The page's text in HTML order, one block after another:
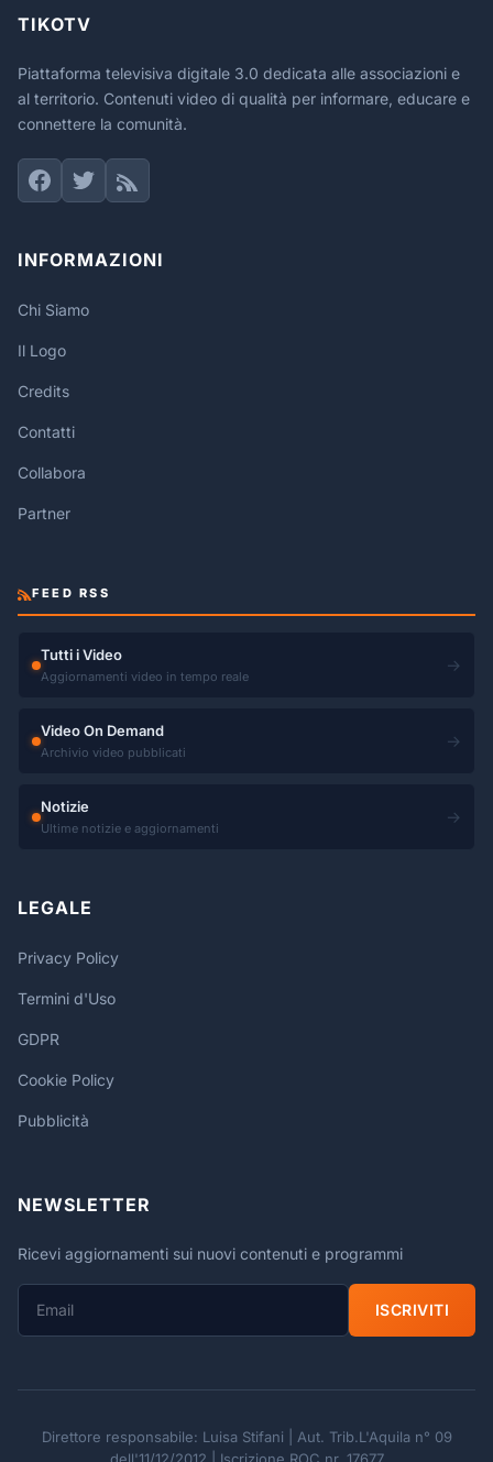
TIKOTV
Piattaforma televisiva digitale 3.0 dedicata alle associazioni e
al territorio. Contenuti video di qualità per informare, educare e
connettere la comunità.
INFORMAZIONI
Chi Siamo
Il Logo
Credits
Contatti
Collabora
Partner
FEED RSS
Tutti i Video
Aggiornamenti video in tempo reale
→
Video On Demand
Archivio video pubblicati
→
Notizie
Ultime notizie e aggiornamenti
→
LEGALE
Privacy Policy
Termini d'Uso
GDPR
Cookie Policy
Pubblicità
NEWSLETTER
Ricevi aggiornamenti sui nuovi contenuti e programmi
ISCRIVITI
Direttore responsabile: Luisa Stifani | Aut. Trib.L'Aquila n° 09